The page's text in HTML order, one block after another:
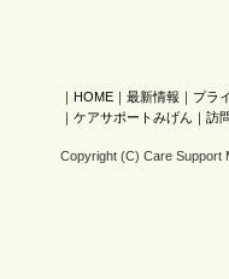
｜ HOME ｜ 最新情報 ｜ プラ
｜ ケアサポートみげん ｜ 訪
Copyright (C) Care Support